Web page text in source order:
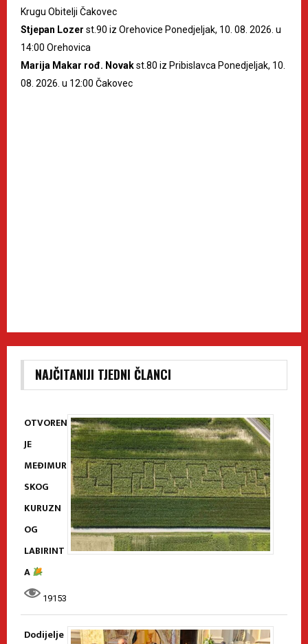
Krugu Obitelji Čakovec
Stjepan Lozer st.90 iz Orehovice Ponedjeljak, 10. 08. 2026. u
14:00 Orehovica
Marija Makar rođ. Novakst.80 iz Pribislavca Ponedjeljak, 10.
08. 2026. u 12:00 Čakovec
NAJČITANIJI TJEDNI ČLANCI
OTVOREN
JE
MEĐIMUR
SKOG
KURUZN
OG
LABIRINT
A
19153
Dodijelje